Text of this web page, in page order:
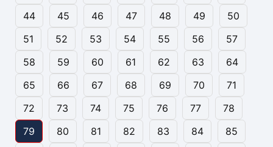
44 45 46 47 48 49
50
51
52 53 54 55 56
57
58
59 60 61 62 63
64
65
66 67 68 69 70
71
72
73 74 75 76 77
78
79
80 81 82 83 84
85